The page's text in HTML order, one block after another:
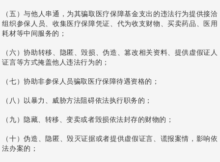
（五）与他人串通，为其骗取医疗保障基金支出的违法行为提供接洽
组织参保人员、收集医疗保障凭证、代为收支财物、买卖药品、医用
耗材等中间服务的；
（六）协助转移、隐匿、毁损、伪造、篡改相关资料、提供虚假证人
证言等方式掩盖他人违法行为的；
（七）协助非参保人员骗取医疗保障待遇资格的；
（八）以暴力、威胁方法阻碍依法执行职务的；
（九）隐藏、转移、变卖或者毁损依法封存的财物的；
（十）伪造、隐匿、毁灭证据或者提供虚假证言、谎报案情，影响依
法办案的；